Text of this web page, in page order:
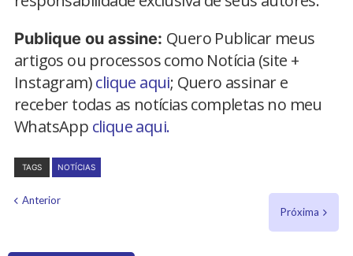
Publique ou assine: Quero Publicar meus
artigos ou processos como Notícia (site +
Instagram)clique aqui; Quero assinar e
receber todas as notícias completas no meu
WhatsApp clique aqui.
TAGS NOTÍCIAS
Anterior
Próxima